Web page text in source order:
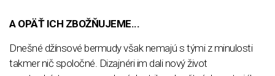
A OPÄŤ ICH ZBOŽŇUJEME...
Dnešné džínsové bermudy však nemajú s tými z minulosti
takmer nič spoločné. Dizajnéri im dali nový život